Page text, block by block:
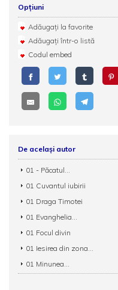
Opțiuni
Adăugați la favorite
Adăugați într-o listă
Codul embed
De același autor
01 - Păcatul...
01 Cuvantul iubirii
01 Draga Timotei
01 Evanghelia...
01 Focul divin
01 Iesirea din zona...
01 Minunea...